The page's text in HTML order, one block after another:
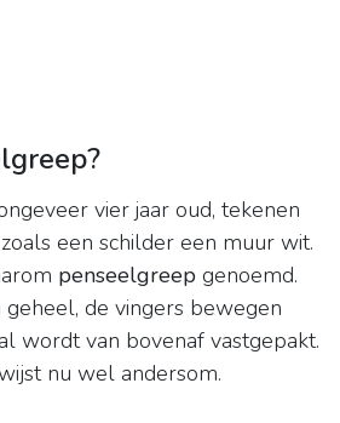
vier jaar oud, tekenen
een schilder een muur wit.
penseelgreep genoemd.
geheel, de vingers bewegen
wordt van bovenaf vastgepakt.
nu wel andersom.